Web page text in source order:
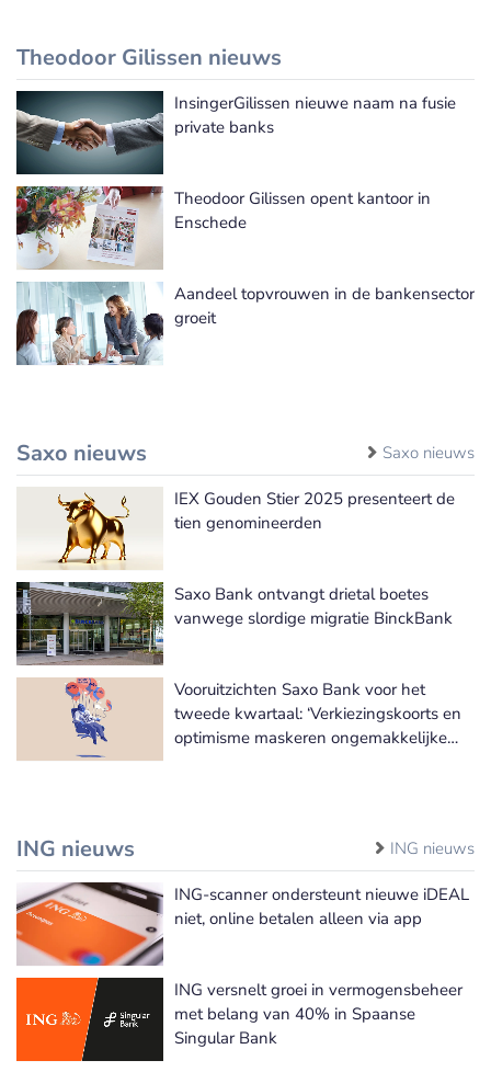
Theodoor Gilissen nieuws
InsingerGilissen nieuwe naam na fusie
private banks
Theodoor Gilissen opent kantoor in
Enschede
Aandeel topvrouwen in de bankensector
groeit
Saxo nieuws Saxo nieuws
IEX Gouden Stier 2025 presenteert de
tien genomineerden
Saxo Bank ontvangt drietal boetes
vanwege slordige migratie BinckBank
Vooruitzichten Saxo Bank voor het
tweede kwartaal: ‘Verkiezingskoorts en
optimisme maskeren ongemakkelijke
ING nieuws ING nieuws
ING-scanner ondersteunt nieuwe iDEAL
niet, online betalen alleen via app
ING versnelt groei in vermogensbeheer
met belang van 40% in Spaanse
Singular Bank